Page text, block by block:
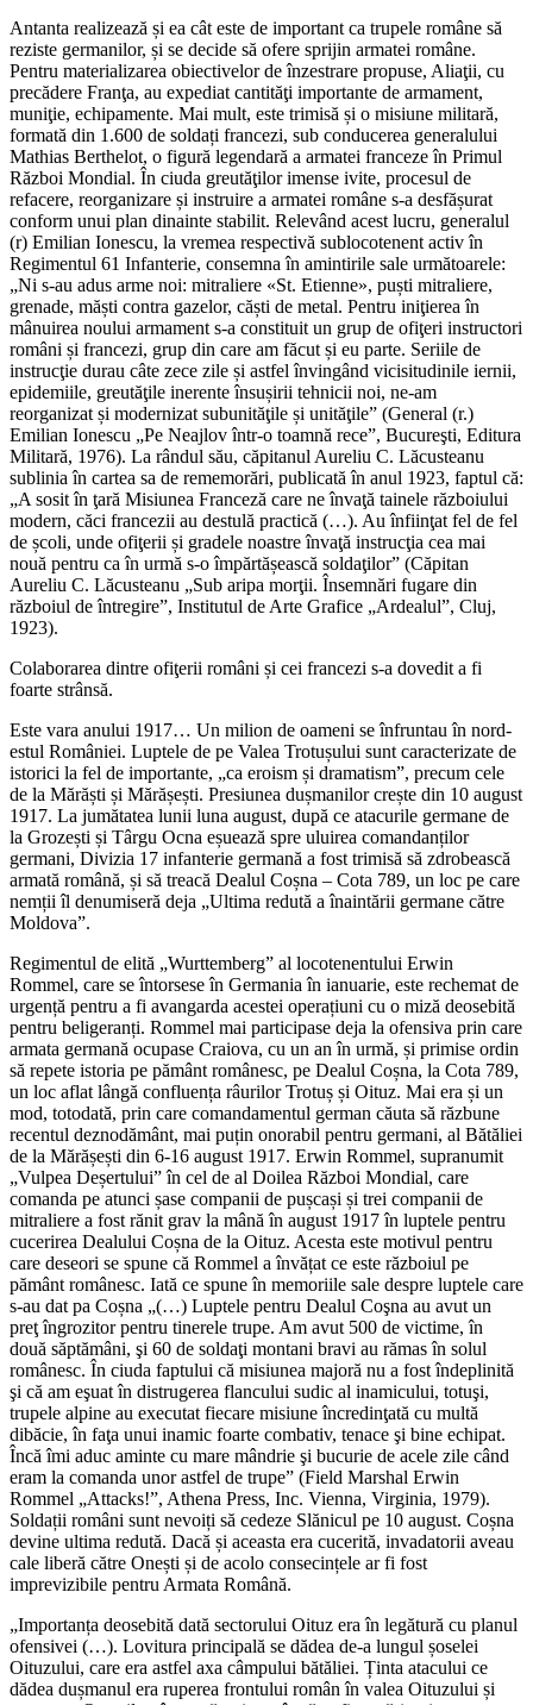
Antanta realizează și ea cât este de important ca trupele române să
reziste germanilor, și se decide să ofere sprijin armatei române.
Pentru materializarea obiectivelor de înzestrare propuse, Aliaţii, cu
precădere Franţa, au expediat cantităţi importante de armament,
muniţie, echipamente. Mai mult, este trimisă și o misiune militară,
formată din 1.600 de soldați francezi, sub conducerea generalului
Mathias Berthelot, o figură legendară a armatei franceze în Primul
Război Mondial. În ciuda greutăţilor imense ivite, procesul de
refacere, reorganizare și instruire a armatei române s-a desfășurat
conform unui plan dinainte stabilit. Relevând acest lucru, generalul
(r) Emilian Ionescu, la vremea respectivă sublocotenent activ în
Regimentul 61 Infanterie, consemna în amintirile sale următoarele:
„Ni s-au adus arme noi: mitraliere «St. Etienne», puști mitraliere,
grenade, măști contra gazelor, căști de metal. Pentru iniţierea în
mânuirea noului armament s-a constituit un grup de ofiţeri instructori
români și francezi, grup din care am făcut și eu parte. Seriile de
instrucţie durau câte zece zile și astfel învingând vicisitudinile iernii,
epidemiile, greutăţile inerente însușirii tehnicii noi, ne-am
reorganizat și modernizat subunităţile și unităţile” (General (r.)
Emilian Ionescu „Pe Neajlov într-o toamnă rece”, Bucureşti, Editura
Militară, 1976). La rândul său, căpitanul Aureliu C. Lăcusteanu
sublinia în cartea sa de rememorări, publicată în anul 1923, faptul că:
„A sosit în ţară Misiunea Franceză care ne învaţă tainele războiului
modern, căci francezii au destulă practică (…). Au înfiinţat fel de fel
de școli, unde ofiţerii și gradele noastre învaţă instrucţia cea mai
nouă pentru ca în urmă s-o împărtășească soldaţilor” (Căpitan
Aureliu C. Lăcusteanu „Sub aripa morţii. Însemnări fugare din
războiul de întregire”, Institutul de Arte Grafice „Ardealul”, Cluj,
1923).
Colaborarea dintre ofiţerii români și cei francezi s-a dovedit a fi
foarte strânsă.
Este vara anului 1917… Un milion de oameni se înfruntau în nord-
estul României. Luptele de pe Valea Trotușului sunt caracterizate de
istorici la fel de importante, „ca eroism și dramatism”, precum cele
de la Mărăști și Mărășești. Presiunea dușmanilor crește din 10 august
1917. La jumătatea lunii luna august, după ce atacurile germane de
la Grozești și Târgu Ocna eșuează spre uluirea comandanților
germani, Divizia 17 infanterie germană a fost trimisă să zdrobească
armată română, și să treacă Dealul Coșna – Cota 789, un loc pe care
nemții îl denumiseră deja „Ultima redută a înaintării germane către
Moldova”.
Regimentul de elită „Wurttemberg” al locotenentului Erwin
Rommel, care se întorsese în Germania în ianuarie, este rechemat de
urgență pentru a fi avangarda acestei operațiuni cu o miză deosebită
pentru beligeranți. Rommel mai participase deja la ofensiva prin care
armata germană ocupase Craiova, cu un an în urmă, și primise ordin
să repete istoria pe pământ românesc, pe Dealul Coșna, la Cota 789,
un loc aflat lângă confluența râurilor Trotuș și Oituz. Mai era și un
mod, totodată, prin care comandamentul german căuta să răzbune
recentul deznodământ, mai puțin onorabil pentru germani, al Bătăliei
de la Mărășești din 6-16 august 1917. Erwin Rommel, supranumit
„Vulpea Deșertului” în cel de al Doilea Război Mondial, care
comanda pe atunci șase companii de pușcași și trei companii de
mitraliere a fost rănit grav la mână în august 1917 în luptele pentru
cucerirea Dealului Coșna de la Oituz. Acesta este motivul pentru
care deseori se spune că Rommel a învățat ce este războiul pe
pământ românesc. Iată ce spune în memoriile sale despre luptele care
s-au dat pa Coșna „(…) Luptele pentru Dealul Coşna au avut un
preţ îngrozitor pentru tinerele trupe. Am avut 500 de victime, în
două săptămâni, şi 60 de soldaţi montani bravi au rămas în solul
românesc. În ciuda faptului că misiunea majoră nu a fost îndeplinită
şi că am eşuat în distrugerea flancului sudic al inamicului, totuşi,
trupele alpine au executat fiecare misiune încredinţată cu multă
dibăcie, în faţa unui inamic foarte combativ, tenace şi bine echipat.
Încă îmi aduc aminte cu mare mândrie şi bucurie de acele zile când
eram la comanda unor astfel de trupe” (Field Marshal Erwin
Rommel „Attacks!”, Athena Press, Inc. Vienna, Virginia, 1979).
Soldații români sunt nevoiți să cedeze Slănicul pe 10 august. Coșna
devine ultima redută. Dacă și aceasta era cucerită, invadatorii aveau
cale liberă către Onești și de acolo consecințele ar fi fost
imprevizibile pentru Armata Română.
„Importanța deosebită dată sectorului Oituz era în legătură cu planul
ofensivei (…). Lovitura principală se dădea de-a lungul șoselei
Oituzului, care era astfel axa câmpului bătăliei. Ținta atacului ce
dădea dușmanul era ruperea frontului român în valea Oituzului și